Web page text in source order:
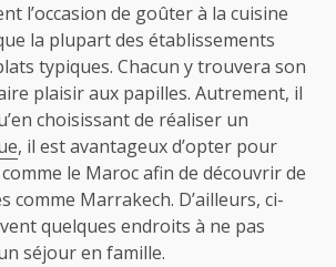
l’occasion de goûter à la cuisine
la plupart des établissements
typiques. Chacun y trouvera son
plaisir aux papilles. Autrement, il
choisissant de réaliser un
, il est avantageux d’opter pour
le Maroc afin de découvrir de
comme Marrakech. D’ailleurs, ci-
quelques endroits à ne pas
séjour en famille.